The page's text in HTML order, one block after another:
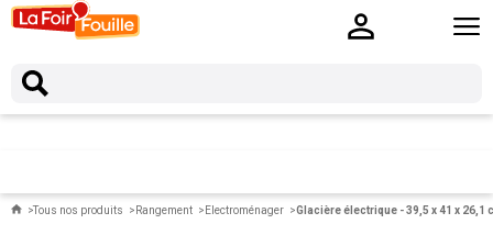
Tous nos produits Rangement Electroménager